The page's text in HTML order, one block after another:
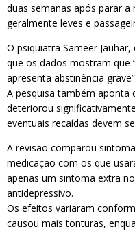
duas semanas após parar
geralmente leves e
O psiquiatra Sameer
que os dados mostram que
apresenta abstinência
A pesquisa também aponta
deteriorou
eventuais recaídas devem
A revisão comparou
medicação com os que
apenas um sintoma extra
antidepressivo.
Os efeitos variaram
causou mais tonturas,